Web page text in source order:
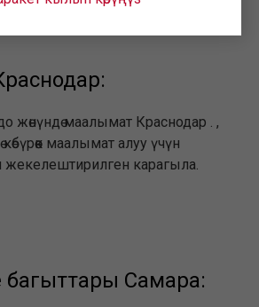
жөнүндө маалымат Краснодар . ,
маалымат алуу үчүн
карагыла.
Самара: